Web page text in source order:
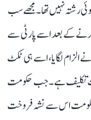
رشتہ نہیں تھا۔ مجھے سب
کرنے کے بعد اسے پارٹی سے
الزام لگایا، اسے ہی ٹکٹ
تکلیف ہے۔ جب حکومت
حکومت اس سے نشہ فروخت